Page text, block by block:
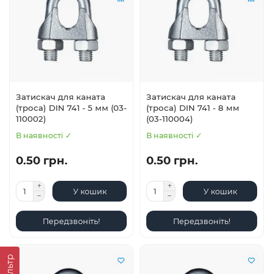
Затискач для каната
(троса) DIN 741 - 5 мм (03-
110002)
В наявності ✓
0.50 грн.
У кошик
Передзвоніть!
Затискач для каната
(троса) DIN 741 - 8 мм
(03-110004)
В наявності ✓
0.50 грн.
У кошик
Передзвоніть!